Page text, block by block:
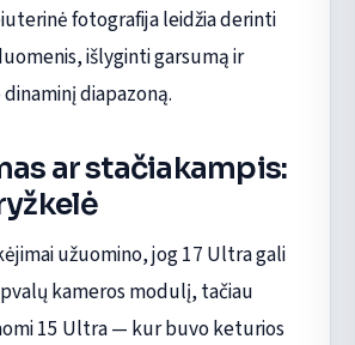
fotografija leidžia derinti
išlyginti garsumą ir
diapazoną.
ar stačiakampis:
užuomino, jog 17 Ultra gali
kameros modulį, tačiau
15 Ultra — kur buvo keturios